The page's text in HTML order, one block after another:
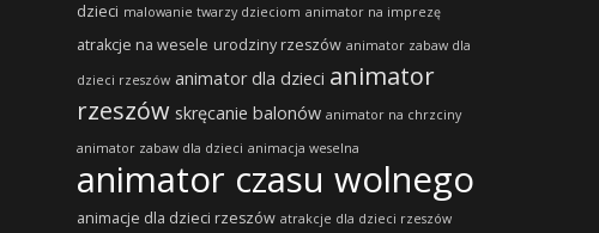
dzieci malowanie twarzy dzieciom animator na imprezę
atrakcje na wesele urodziny rzeszów animator zabaw dla
dzieci rzeszów animator dla dzieci animator
rzeszów skręcanie balonów animator na chrzciny
animator zabaw dla dzieci animacja weselna
animator czasu wolnego
animacje dla dzieci rzeszów atrakcje dla dzieci rzeszów